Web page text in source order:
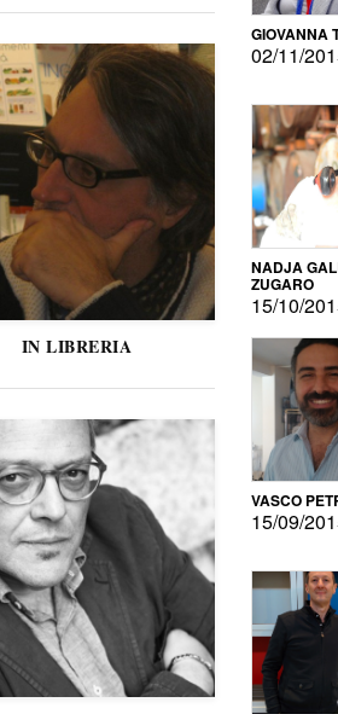
IN LIBRERIA
GIOVANNA
02/11/
NADJA
ZUGARO
15/10/
VASCO
15/09/